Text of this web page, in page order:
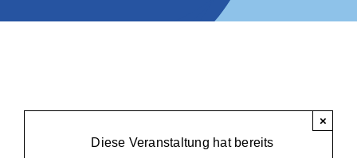
Diese Veranstaltung hat bereits
×